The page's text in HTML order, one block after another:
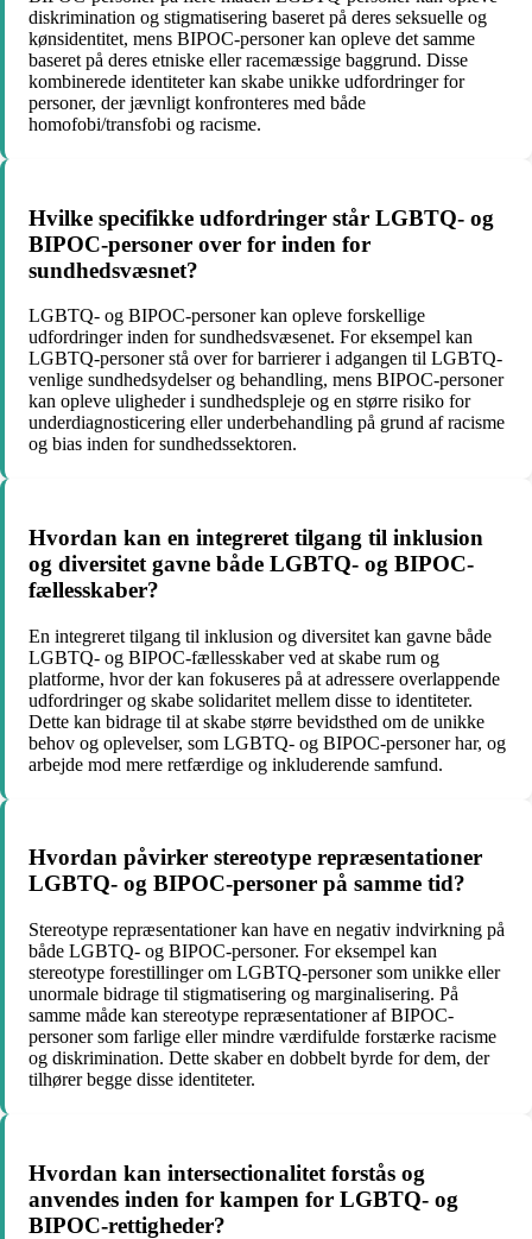
diskrimination og stigmatisering baseret på deres seksuelle og
kønsidentitet, mens BIPOC-personer kan opleve det samme
baseret på deres etniske eller racemæssige baggrund. Disse
kombinerede identiteter kan skabe unikke udfordringer for
personer, der jævnligt konfronteres med både
homofobi/transfobi og racisme.
Hvilke specifikke udfordringer står LGBTQ- og
BIPOC-personer over for inden for
sundhedsvæsnet?
LGBTQ- og BIPOC-personer kan opleve forskellige
udfordringer inden for sundhedsvæsenet. For eksempel kan
LGBTQ-personer stå over for barrierer i adgangen til LGBTQ-
venlige sundhedsydelser og behandling, mens BIPOC-personer
kan opleve uligheder i sundhedspleje og en større risiko for
underdiagnosticering eller underbehandling på grund af racisme
og bias inden for sundhedssektoren.
Hvordan kan en integreret tilgang til inklusion
og diversitet gavne både LGBTQ- og BIPOC-
fællesskaber?
En integreret tilgang til inklusion og diversitet kan gavne både
LGBTQ- og BIPOC-fællesskaber ved at skabe rum og
platforme, hvor der kan fokuseres på at adressere overlappende
udfordringer og skabe solidaritet mellem disse to identiteter.
Dette kan bidrage til at skabe større bevidsthed om de unikke
behov og oplevelser, som LGBTQ- og BIPOC-personer har, og
arbejde mod mere retfærdige og inkluderende samfund.
Hvordan påvirker stereotype repræsentationer
LGBTQ- og BIPOC-personer på samme tid?
Stereotype repræsentationer kan have en negativ indvirkning på
både LGBTQ- og BIPOC-personer. For eksempel kan
stereotype forestillinger om LGBTQ-personer som unikke eller
unormale bidrage til stigmatisering og marginalisering. På
samme måde kan stereotype repræsentationer af BIPOC-
personer som farlige eller mindre værdifulde forstærke racisme
og diskrimination. Dette skaber en dobbelt byrde for dem, der
tilhører begge disse identiteter.
Hvordan kan intersectionalitet forstås og
anvendes inden for kampen for LGBTQ- og
BIPOC-rettigheder?